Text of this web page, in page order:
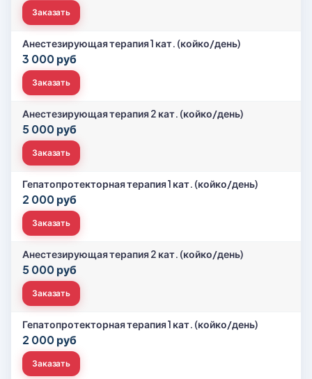
Заказать
Анестезирующая терапия 1 кат. (койко/день)
3 000 руб
Заказать
Анестезирующая терапия 2 кат. (койко/день)
5 000 руб
Заказать
Гепатопротекторная терапия 1 кат. (койко/день)
2 000 руб
Заказать
Анестезирующая терапия 2 кат. (койко/день)
5 000 руб
Заказать
Гепатопротекторная терапия 1 кат. (койко/день)
2 000 руб
Заказать